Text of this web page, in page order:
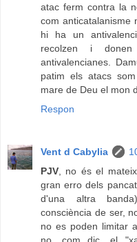
atac ferm contra la
com anticatalanisme
hi ha un
recolzen i
antivalencianes.
patim els atacs
mare de Deu el mon
Respon
Vent d Cabylia
PJV, no és el
gran erro dels
d'una altra
consciència de ser,
no es poden limitar